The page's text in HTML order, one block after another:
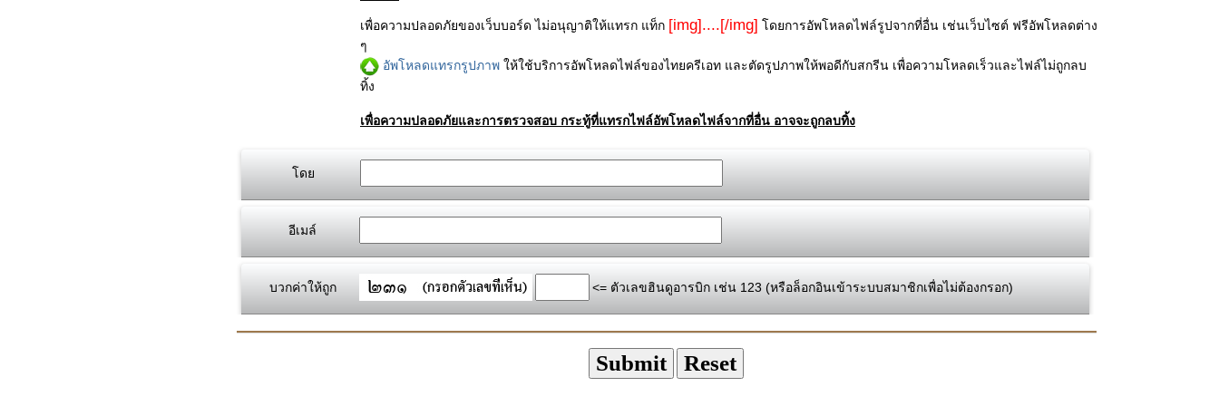
เพื่อความปลอดภัยของเว็บบอร์ด ไม่อนุญาติให้แทรก แท็ก [img]....[/img] โดยการอัพโหลดไฟล์รูปจากที่อื่น เช่นเว็บไซต์ ฟรีอัพโหลดต่าง
ๆ
อัพโหลดแทรกรูปภาพ ให้ใช้บริการอัพโหลดไฟล์ของไทยครีเอท และตัดรูปภาพให้พอดีกับสกรีน เพื่อความโหลดเร็วและไฟล์ไม่ถูกลบ
ทิ้ง
เพื่อความปลอดภัยและการตรวจสอบ กระทู้ที่แทรกไฟล์อัพโหลดไฟล์จากที่อื่น อาจจะถูกลบทิ้ง
โดย
อีเมล์
บวกค่าให้ถูก <= ตัวเลขฮินดูอารบิก เช่น 123 (หรือล็อกอินเข้าระบบสมาชิกเพื่อไม่ต้องกรอก)